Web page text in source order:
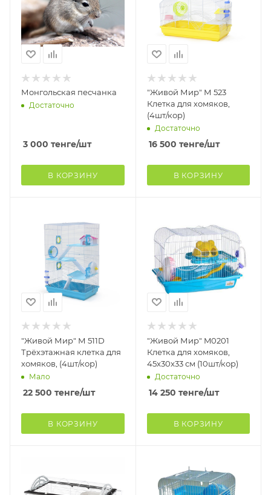
Монгольская песчанка
Достаточно
3 000 тенге/шт
В КОРЗИНУ
"Живой Мир" М 523
Клетка для хомяков,
(4шт/кор)
Достаточно
16 500 тенге/шт
В КОРЗИНУ
"Живой Мир" М 511D
Трёхэтажная клетка для
хомяков, (4шт/кор)
Мало
22 500 тенге/шт
В КОРЗИНУ
"Живой Мир" M0201
Клетка для хомяков,
45x30x33 см (10шт/кор)
Достаточно
14 250 тенге/шт
В КОРЗИНУ